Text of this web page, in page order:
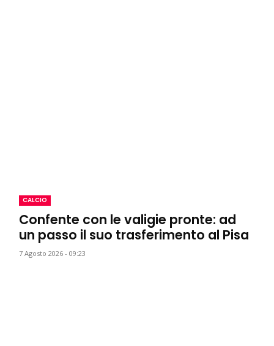
CALCIO
Confente con le valigie pronte: ad
un passo il suo trasferimento al Pisa
7 Agosto 2026 - 09:23